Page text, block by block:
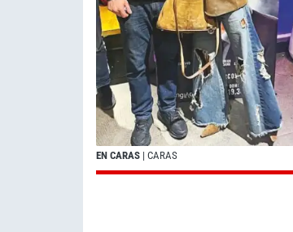
EN CARAS | CARAS